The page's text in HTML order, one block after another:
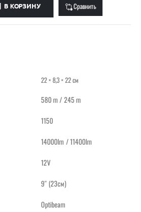
В КОРЗИНУ Сравнить
22 × 8,3 × 22 см
580 m / 245 m
1150
14000lm / 11400lm
12V
9″ (23см)
Optibeam